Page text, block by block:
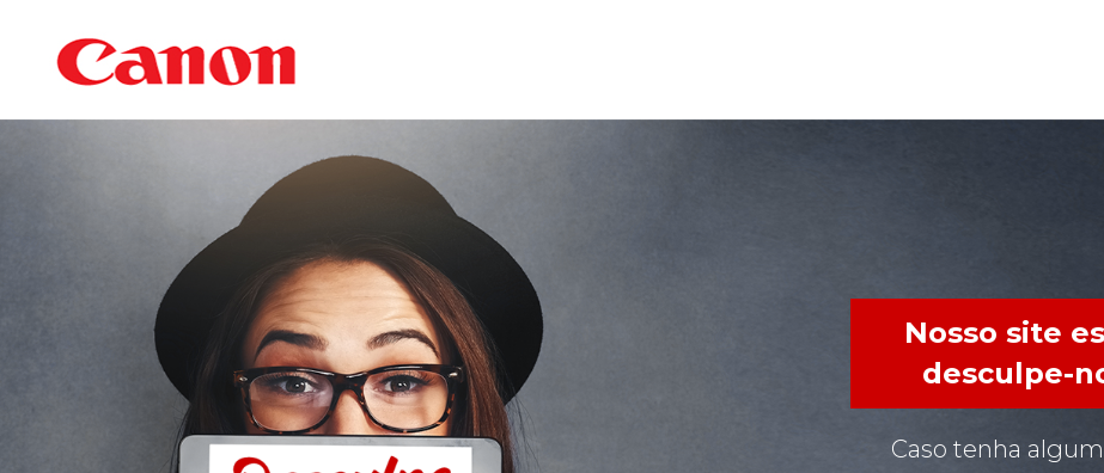
Nosso site
desculpe-
Caso tenha